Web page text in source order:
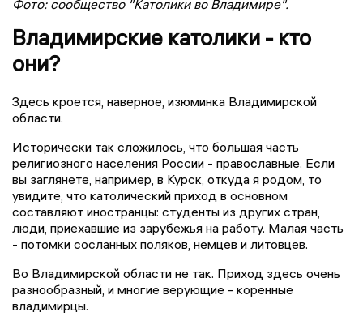
Фото: сообщество "Католики во Владимире".
Владимирские католики - кто
они?
Здесь кроется, наверное, изюминка Владимирской
области.
Исторически так сложилось, что большая часть
религиозного населения России - православные. Если
вы заглянете, например, в Курск, откуда я родом, то
увидите, что католический приход в основном
составляют иностранцы: студенты из других стран,
люди, приехавшие из зарубежья на работу. Малая часть
- потомки сосланных поляков, немцев и литовцев.
Во Владимирской области не так. Приход здесь очень
разнообразный, и многие верующие - коренные
владимирцы.